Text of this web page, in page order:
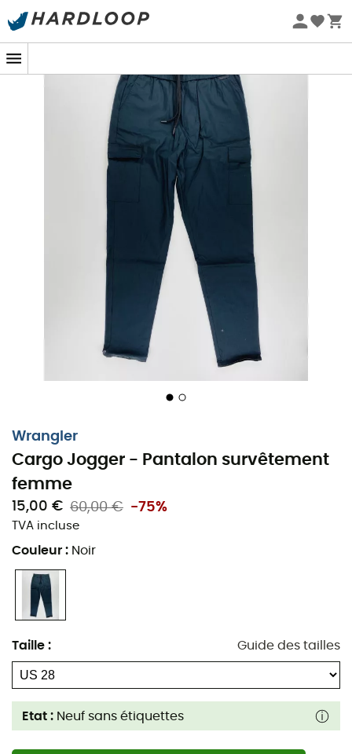
Promos d'été 🔥 -5 % EXTRA dès 2 produits* code Summer5
Eco-conçu
Seconde main
Wrangler
Cargo Jogger - Pantalon survêtement
femme
15,00 € 60,00 € -75%
TVA incluse
Couleur : Noir
Taille : Guide des tailles
Etat : Neuf sans étiquettes